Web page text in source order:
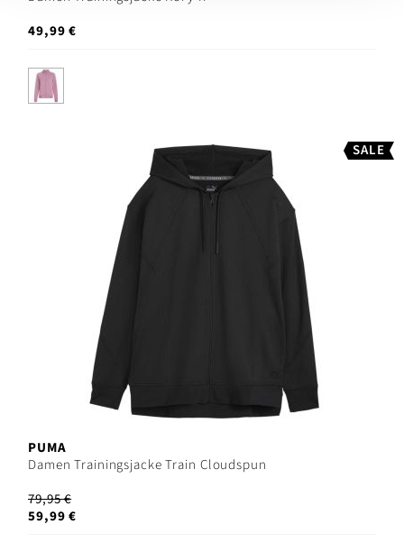
49,99 €
SALE
PUMA
Damen Trainingsjacke Train Cloudspun
79,95 €
59,99 €